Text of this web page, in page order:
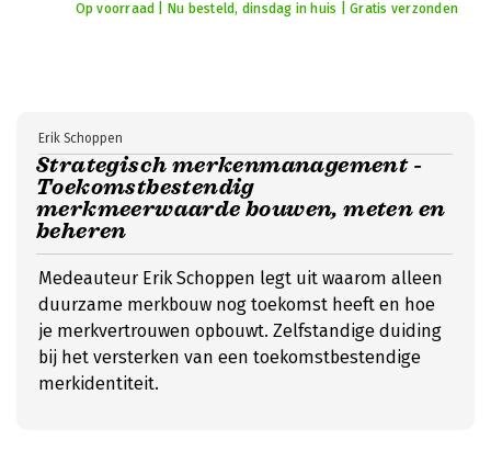
Op voorraad | Nu besteld, dinsdag in huis | Gratis verzonden
Strategisch merkenmanagement -
Toekomstbestendig
merkmeerwaarde bouwen, meten en
beheren
Erik Schoppen
Medeauteur Erik Schoppen legt uit waarom alleen
duurzame merkbouw nog toekomst heeft en hoe
je merkvertrouwen opbouwt. Zelfstandige duiding
bij het versterken van een toekomstbestendige
merkidentiteit.